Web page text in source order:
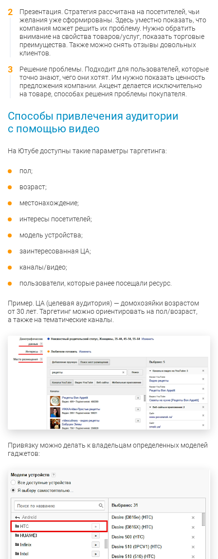
Презентация. Стратегия рассчитана на посетителей, чьи
желания уже сформированы. Здесь уместно показать, что
компания может решить их проблему. Нужно обратить
внимание на свойства товаров/услуг, показать торговые
преимущества. Также можно снять отзывы довольных
клиентов.
Решение проблемы. Подходит для пользователей, которые
точно знают, чего они хотят. Им нужно показать ценность
предложения компании. Акцент делается исключительно
на товаре, способах решения проблемы покупателя.
Способы привлечения аудитории
с помощью видео
На Ютубе доступны такие параметры таргетинга:
пол;
возраст;
местонахождение;
интересы посетителей;
модель устройства;
заинтересованная ЦА;
каналы/видео;
пользователи, которые ранее посещали ресурс.
Пример. ЦА (целевая аудитория) — домохозяйки возрастом
от 30 лет. Таргетинг можно ориентировать на пол/возраст,
а также на тематические каналы.
Привязку можно делать к владельцам определенных моделей
гаджетов: